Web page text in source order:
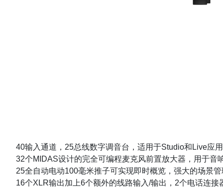
40输入通道，25总线数字调音台，适用于Studio和Live应
32个MIDAS设计的完全可编程麦克风前置放大器，用于音
25全自动电动100毫米推子可实现即时概览，强大的场景
16个XLR输出加上6个额外的线路输入/输出，2个电话连